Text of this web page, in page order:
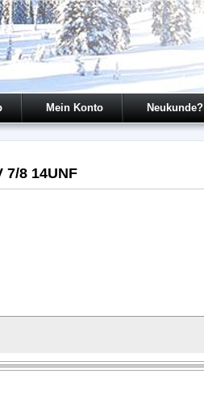
Mein Konto Neukunde?
7/8 14UNF